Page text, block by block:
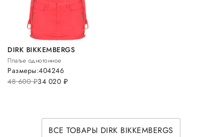
DIRK BIKKEMBERGS
Платье однотонное
48 600руб.34 020 руб.
Размеры:404246
ВСЕ ТОВАРЫ DIRK BIKKEMBERGS